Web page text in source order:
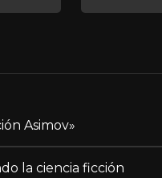
Asimov»
la ciencia ficción